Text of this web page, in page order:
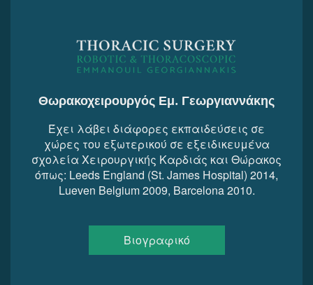
Θωρακοχειρουργός Εμ. Γεωργιαννάκης
Έχει λάβει διάφορες εκπαιδεύσεις σε
χώρες του εξωτερικού σε εξειδικευμένα
σχολεία Χειρουργικής Καρδιάς και Θώρακος
όπως: Leeds England (St. James Hospital) 2014,
Lueven Belgium 2009, Barcelona 2010.
Βιογραφικό